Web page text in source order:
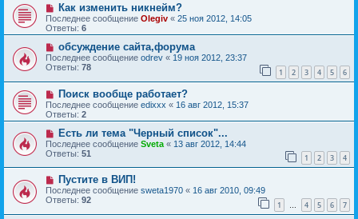
Как изменить никнейм?
Последнее сообщение Olegiv « 25 ноя 2012, 14:05
Ответы: 6
обсуждение сайта,форума
Последнее сообщение odrev « 19 ноя 2012, 23:37
Ответы: 78 1 2 3 4 5 6
Поиск вообще работает?
Последнее сообщение edixxx « 16 авг 2012, 15:37
Ответы: 2
Есть ли тема "Черный список"...
Последнее сообщение Sveta « 13 авг 2012, 14:44
Ответы: 51 1 2 3 4
Пустите в ВИП!
Последнее сообщение sweta1970 « 16 авг 2010, 09:49
Ответы: 92 1 … 4 5 6 7